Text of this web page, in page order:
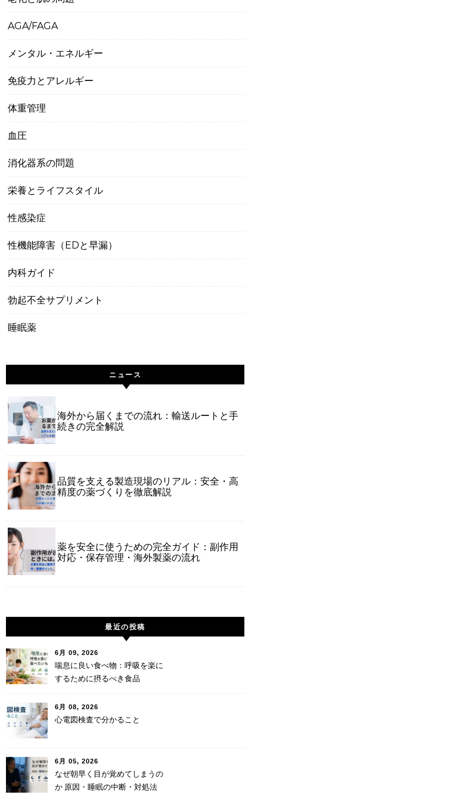
AGA/FAGA
メンタル・エネルギー
免疫力とアレルギー
体重管理
血圧
消化器系の問題
栄養とライフスタイル
性感染症
性機能障害（EDと早漏）
内科ガイド
勃起不全サプリメント
睡眠薬
ニュース
海外から届くまでの流れ：輸送ルートと手
続きの完全解説
品質を支える製造現場のリアル：安全・高
精度の薬づくりを徹底解説
薬を安全に使うための完全ガイド：副作用
対応・保存管理・海外製薬の流れ
最近の投稿
6月 09, 2026
喘息に良い食べ物：呼吸を楽に
するために摂るべき食品
6月 08, 2026
心電図検査で分かること
6月 05, 2026
なぜ朝早く目が覚めてしまうの
か 原因・睡眠の中断・対処法